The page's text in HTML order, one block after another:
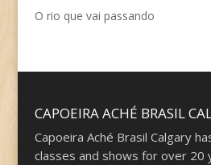
O rio que vai passando
CAPOEIRA ACHÉ BRASIL
Capoeira Aché Brasil Calgary
classes and shows for over 20